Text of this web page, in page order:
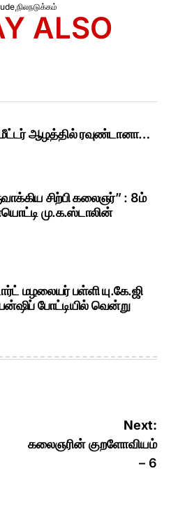
நிலநடுக்கம்
ALSO
மீட்டர் ஆழத்தில் ரவுண்டானா…
சிற்பி கலைஞர்” : 8ம்
மு.க.ஸ்டாலின்
மழலையர் பள்ளி யு.கே.ஜி
போட்டியில் வென்று
Next:
கலைஞரின் குறளோவியம்
– 6